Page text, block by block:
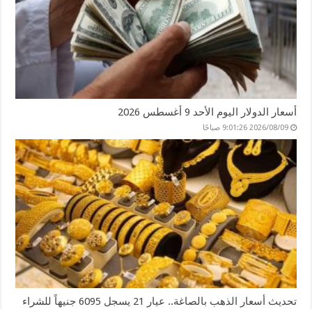
أسعار الدولار اليوم الأحد 9 أغسطس 2026
2026/08/09 9:01:26 صباحًا
تحديث أسعار الذهب بالصاغة.. عيار 21 يسجل 6095 جنيهاً للشراء